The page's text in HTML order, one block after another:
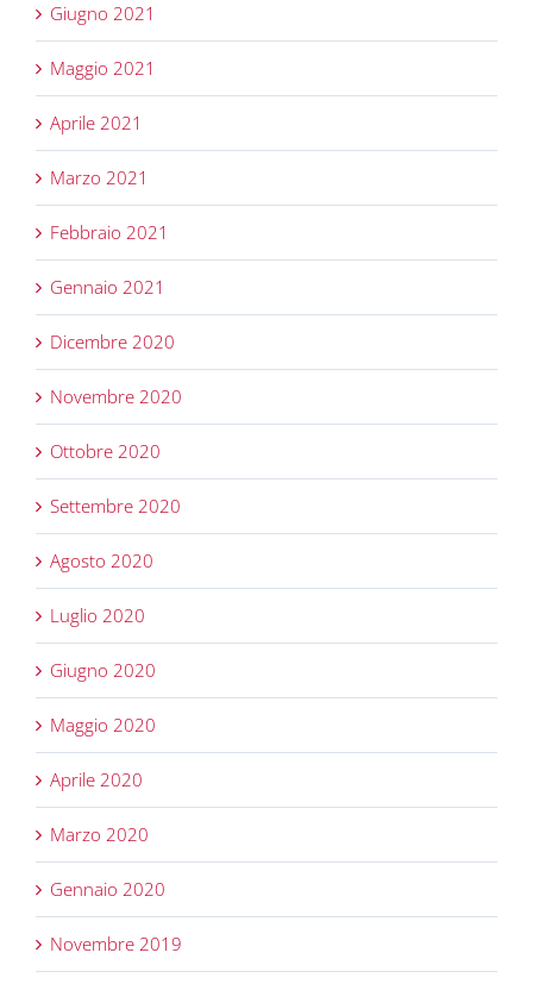
Giugno 2021
Maggio 2021
Aprile 2021
Marzo 2021
Febbraio 2021
Gennaio 2021
Dicembre 2020
Novembre 2020
Ottobre 2020
Settembre 2020
Agosto 2020
Luglio 2020
Giugno 2020
Maggio 2020
Aprile 2020
Marzo 2020
Gennaio 2020
Novembre 2019